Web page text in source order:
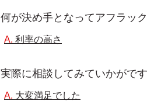
何が決め手となってアフラッ
利率の高さ
実際に相談してみていかがで
大変満足でした